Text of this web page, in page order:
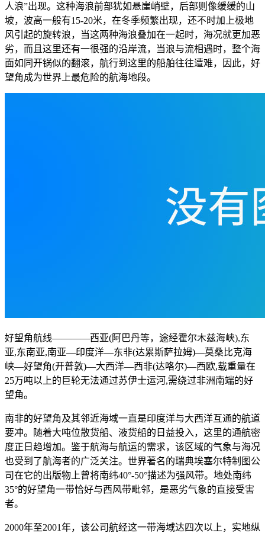
人浪”出现。这种海浪前部犹如悬崖峭壁，后部则像缓缓的山
坡，波高一般有15-20米，在冬季频繁出现，还不时加上极地
风引起的旋转浪，当这两种海浪叠加在一起时，海况就更加恶
劣，而且这里还有一很强的沿岸流，当浪与流相遇时，整个海
面如同开锅似的翻滚，航行到这里的船舶往往遭难，因此，好
望角成为世界上最危险的航海地段。
好望角航线————西亚(阿巴丹等，途经霍尔木兹海峡),东
亚,东南亚,南亚—印度洋—东非(达累斯萨拉姆)—莫桑比克海
峡—好望角(开普敦)—大西洋—西非(达咯尔)—西欧,载重量在
25万吨以上的巨轮无法通过苏伊士运河,需绕过非洲南端的好
望角。
南非的好望角及其邻近海域一直是印度洋与大西洋互通的航道
要冲。随着大吨位散货船、液货船的日益投入，这里的通航密
度正日趋增加。鉴于航海与航运的需求，该区域的气象与海况
也受到了航海者的广泛关注。世界著名的瑞典埃塞尔特制图公
司在它的出版物上曾将南纬40°-50°描述为强风带。地处南纬
35°的好望角一带恰好与西风带毗邻，是恶劣气象的直接受害
者。
2000年至2001年，该公司航经这一带海域达四次以上，实地纵